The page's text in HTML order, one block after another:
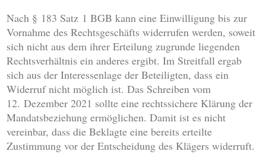
Nach § 183 Satz 1 BGB kann eine Einwilligung bis zur
Vornahme des Rechtsgeschäfts widerrufen werden, soweit
sich nicht aus dem ihrer Erteilung zugrunde liegenden
Rechtsverhältnis ein anderes ergibt. Im Streitfall ergab
sich aus der Interessenlage der Beteiligten, dass ein
Widerruf nicht möglich ist. Das Schreiben vom
12. Dezember 2021 sollte eine rechtssichere Klärung der
Mandatsbeziehung ermöglichen. Damit ist es nicht
vereinbar, dass die Beklagte eine bereits erteilte
Zustimmung vor der Entscheidung des Klägers widerruft.